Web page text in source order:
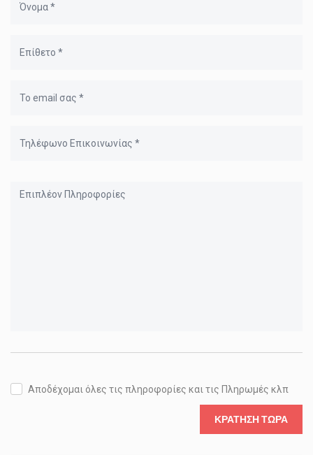
Αποδέχομαι όλες τις πληροφορίες και τις Πληρωμές κλπ
ΚΡΆΤΗΣΗ ΤΏΡΑ